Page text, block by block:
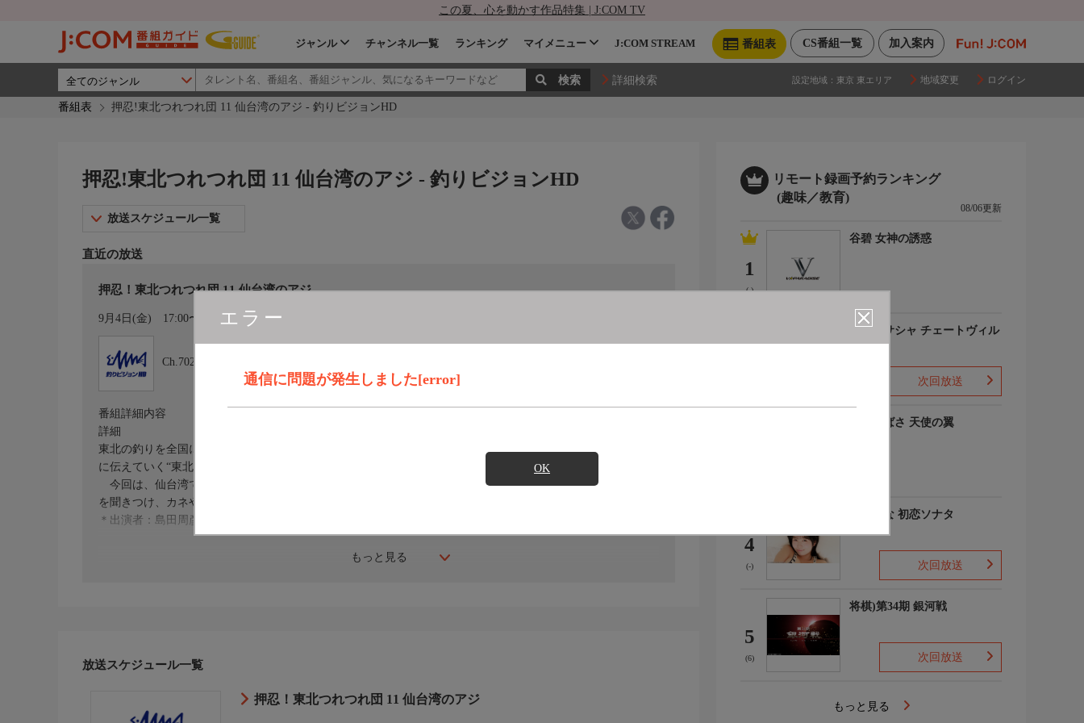
この夏、心を動かす作品特集 | J:COM TV
加入案内
CS番組一覧
番組表
ジャンル チャンネル一覧 ランキング マイメニュー J:COM STREAM
詳細検索 設定地域： 東京 東エリア 地域変更 ログイン
番組表 押忍!東北つれつれ団 11 仙台湾のアジ - 釣りビジョンHD
エラー
通信に問題が発生しました[error]
OK
押忍!東北つれつれ団 11 仙台湾のアジ - 釣りビジョンHD
放送スケジュール一覧
直近の放送
押忍！東北つれつれ団 11 仙台湾のアジ
9月4日(金) 17:00〜17:30 カレンダー登録
Ch.702
もっと見る
番組詳細内容
詳細
東北の釣りを全国に広めるために結成された『押忍！東北つれつれ団』。釣りの楽しさや魅力を全国の皆さま
に伝えていく“東北地方応援番組”です。
今回は、仙台湾で話題沸騰中のビシアジ釣りに挑戦！60cm越えの特大アジが潜んでいるかもしれないとの噂
を聞きつけ、カネやんが徹底調査します。
＊出演者：島田周彦＊初回放送：2024/9/9
放送スケジュール一覧
押忍！東北つれつれ団 11 仙台湾のアジ
リモート録画予約ランキング
(趣味／教育)
08/06更新
1
(-)
谷碧 女神の誘惑
百合川サシャ チェートヴィル
次回放送
羽川つばさ 天使の翼
4
(-)
秋田そな 初恋ソナタ
次回放送
5
(6)
将棋)第34期 銀河戦
次回放送
もっと見る